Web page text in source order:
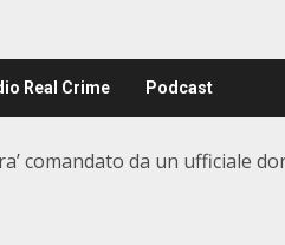
Real Crime Podcast
comandato da un ufficiale